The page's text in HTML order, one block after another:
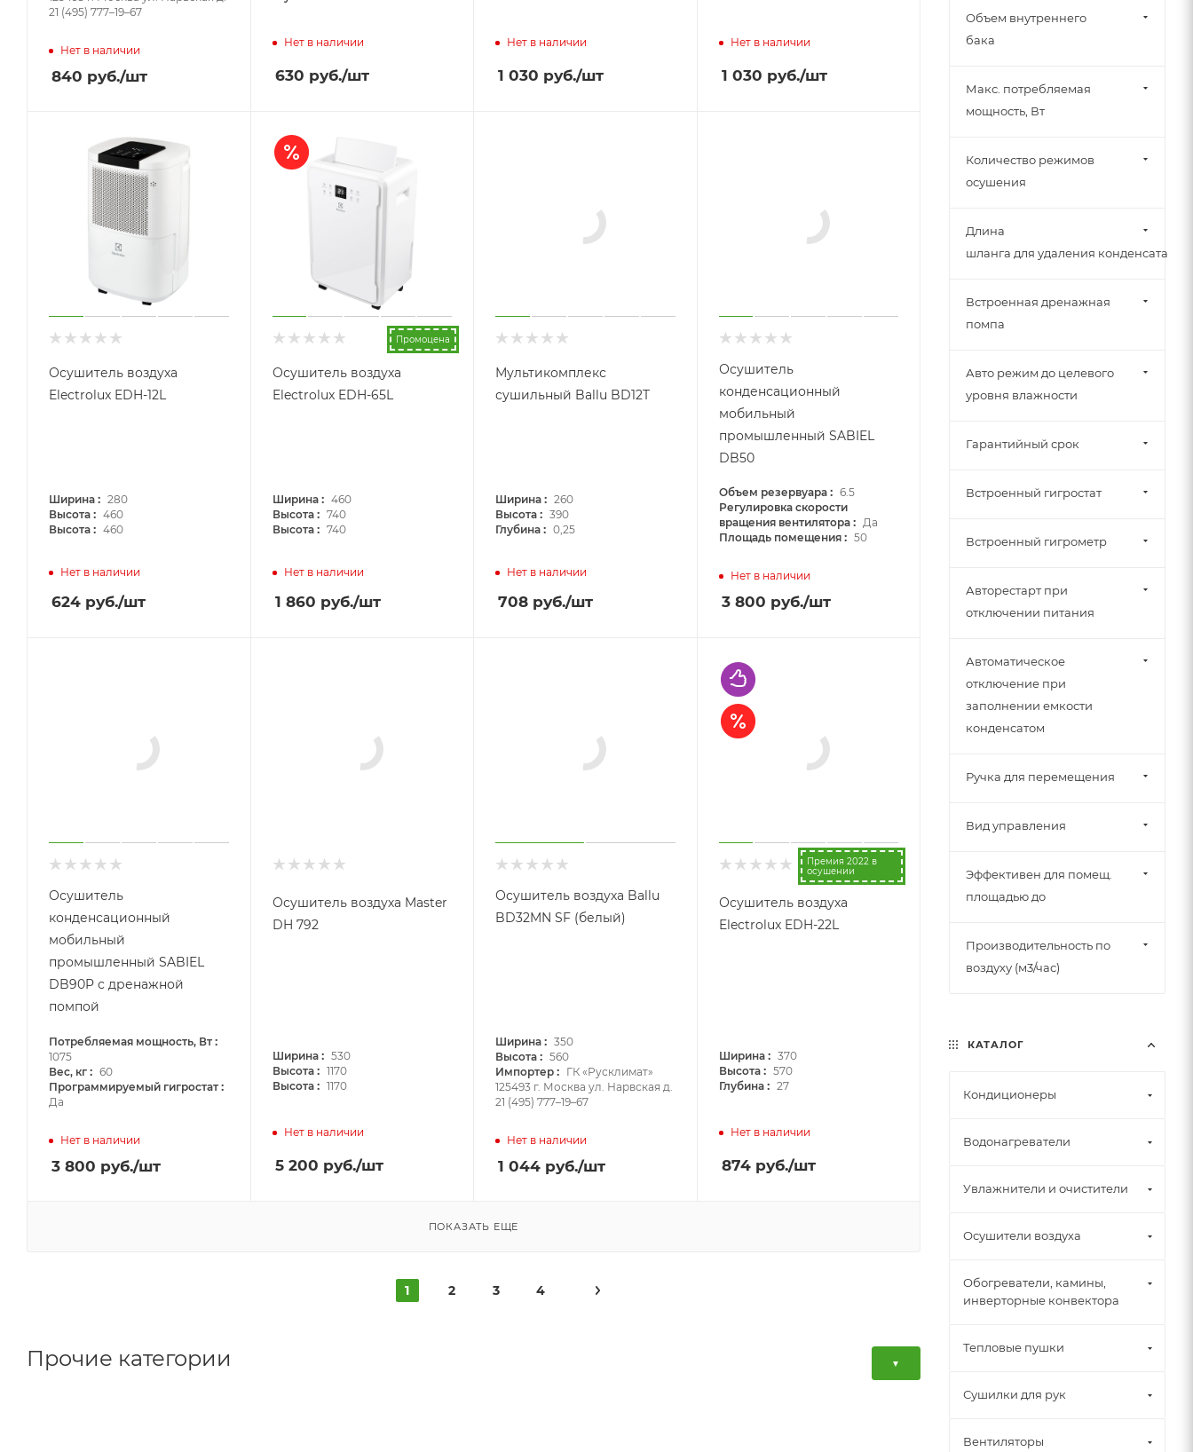
21 (495) 777–19–67
Нет в наличии
840 руб./шт
Нет в наличии
630 руб./шт
Нет в наличии
1 030 руб./шт
Нет в наличии
1 030 руб./шт
Осушитель воздуха
Electrolux EDH-12L
Ширина : 280
Высота : 460
Высота : 460
Нет в наличии
624 руб./шт
Промоцена
Осушитель воздуха
Electrolux EDH-65L
Ширина : 460
Высота : 740
Высота : 740
Нет в наличии
1 860 руб./шт
Мультикомплекс
сушильный Ballu BD12T
Ширина : 260
Высота : 390
Глубина : 0,25
Нет в наличии
708 руб./шт
Осушитель
конденсационный
мобильный
промышленный SABIEL
DB50
Объем резервуара : 6.5
Регулировка скорости
вращения вентилятора :
Да
Площадь помещения : 50
Нет в наличии
3 800 руб./шт
Осушитель
конденсационный
мобильный
промышленный SABIEL
DB90P с дренажной
помпой
Потребляемая мощность, Вт :
1075
Вес, кг : 60
Программируемый гигростат :
Да
Нет в наличии
3 800 руб./шт
Осушитель воздуха Master
DH 792
Ширина : 530
Высота : 1170
Высота : 1170
Нет в наличии
5 200 руб./шт
Осушитель воздуха Ballu
BD32MN SF (белый)
Ширина : 350
Высота : 560
Импортер : ГК «Русклимат»
125493 г. Москва ул. Нарвская д.
21 (495) 777–19–67
Нет в наличии
1 044 руб./шт
Премия 2022 в
осушении
Осушитель воздуха
Electrolux EDH-22L
Ширина : 370
Высота : 570
Глубина : 27
Нет в наличии
874руб./шт
ПОКАЗАТЬ ЕЩЕ
1 2 3 4
Прочие категории ▼
Объем внутреннего
бака
Макс. потребляемая
мощность, Вт
Количество режимов
осушения
Длина
шланга для удаления конденсата
Встроенная дренажная
помпа
Авто режим до целевого
уровня влажности
Гарантийный срок
Встроенный гигростат
Встроенный гигрометр
Авторестарт при
отключении питания
Автоматическое
отключение при
заполнении емкости
конденсатом
Ручка для перемещения
Вид управления
Эффективен для помещ.
площадью до
Производительность по
воздуху (м3/час)
КАТАЛОГ
Кондиционеры
Водонагреватели
Увлажнители и очистители
Осушители воздуха
Обогреватели, камины,
инверторные конвектора
Тепловые пушки
Сушилки для рук
Вентиляторы